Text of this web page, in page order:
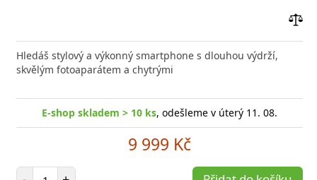
Hledáš stylový a výkonný smartphone s dlouhou výdrží,
skvělým fotoaparátem a chytrými
E-shop skladem > 10 ks, odešleme v úterý 11. 08.
9 999 Kč
Počet položek